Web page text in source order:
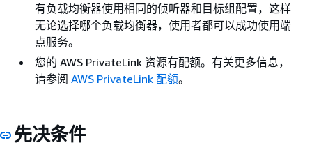
有负载均衡器使用相同的侦听器和目标组配置，这样
无论选择哪个负载均衡器，使用者都可以成功使用端
点服务。
您的 AWS PrivateLink 资源有配额。有关更多信息，
请参阅 AWS PrivateLink 配额。
先决条件